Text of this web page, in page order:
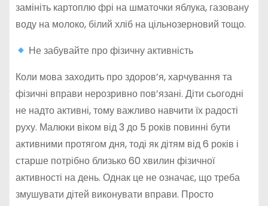
замініть картоплю фрі на шматочки яблука, газовану
воду на молоко, білий хліб на цільнозерновий тощо.
Не забувайте про фізичну активність
Коли мова заходить про здоров’я, харчування та
фізичні вправи нерозривно пов’язані. Діти сьогодні
не надто активні, тому важливо навчити їх радості
руху. Малюки віком від 3 до 5 років повинні бути
активними протягом дня, тоді як дітям від 6 років і
старше потрібно близько 60 хвилин фізичної
активності на день. Однак це не означає, що треба
змушувати дітей виконувати вправи. Просто